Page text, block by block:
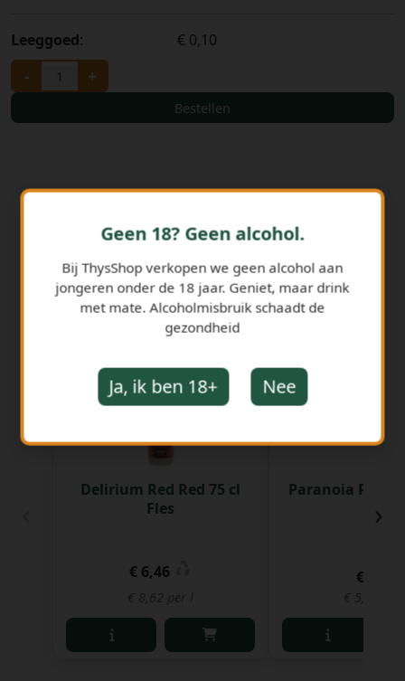
Leeggoed: € 0,10
- +
Bestellen
GERELATEERDE PRODUCTEN
Delirium Red Red 75 cl
Fles
€ 6,46
€ 8,62 per l
Paranoia
Fles
€ 1,87
€ 5,67
›
Geen 18? Geen alcohol.
Bij ThysShop verkopen we geen alcohol aan
jongeren onder de 18 jaar. Geniet, maar drink
met mate. Alcoholmisbruik schaadt de
gezondheid
Ja, ik ben 18+ Nee